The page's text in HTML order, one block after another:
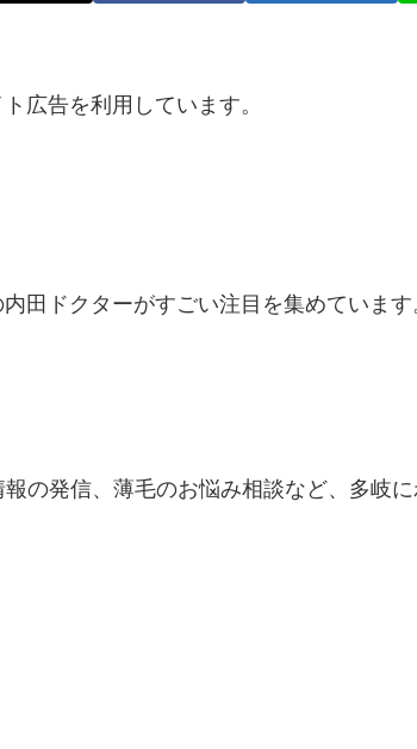
広告を利用しています。
田ドクターがすごい注目を集めています
の発信、薄毛のお悩み相談など、多岐